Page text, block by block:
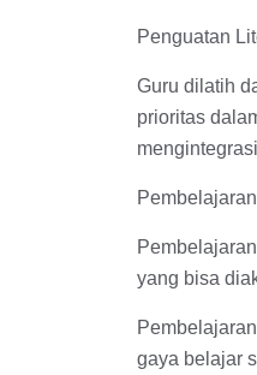
Penguatan
Guru dilatih
prioritas
yang bisa
gaya belajar